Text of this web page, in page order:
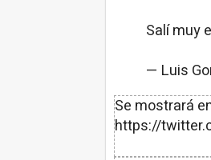
Salí muy
— Luis
Se mostrará
https://